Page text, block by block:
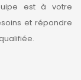
est à votre
et répondre